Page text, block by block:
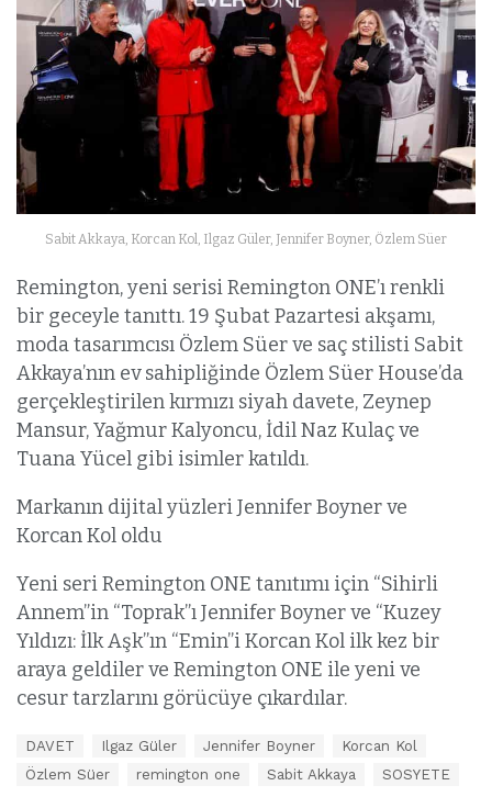
Sabit Akkaya, Korcan Kol, Ilgaz Güler, Jennifer Boyner, Özlem Süer
Remington, yeni serisi Remington ONE’ı renkli
bir geceyle tanıttı. 19 Şubat Pazartesi akşamı,
moda tasarımcısı Özlem Süer ve saç stilisti Sabit
Akkaya’nın ev sahipliğinde Özlem Süer House’da
gerçekleştirilen kırmızı siyah davete, Zeynep
Mansur, Yağmur Kalyoncu, İdil Naz Kulaç ve
Tuana Yücel gibi isimler katıldı.
Markanın dijital yüzleri Jennifer Boyner ve
Korcan Kol oldu
Yeni seri Remington ONE tanıtımı için “Sihirli
Annem”in “Toprak”ı Jennifer Boyner ve “Kuzey
Yıldızı: İlk Aşk”ın “Emin”i Korcan Kol ilk kez bir
araya geldiler ve Remington ONE ile yeni ve
cesur tarzlarını görücüye çıkardılar.
DAVET Ilgaz Güler Jennifer Boyner
Korcan Kol
Özlem Süer
remington one Sabit Akkaya SOSYETE